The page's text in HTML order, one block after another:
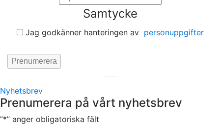
Samtycke
Jag godkänner hanteringen av personuppgifter
Nyhetsbrev
Prenumerera på vårt nyhetsbrev
”*” anger obligatoriska fält